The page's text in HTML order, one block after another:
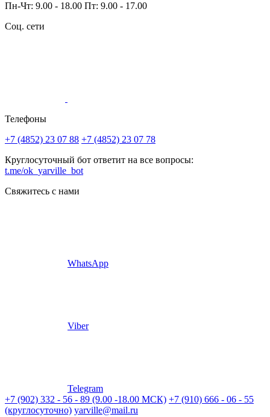
Пн-Чт: 9.00 - 18.00 Пт: 9.00 - 17.00
Соц. сети
Телефоны
+7 (4852) 23 07 88 +7 (4852) 23 07 78
Круглосуточный бот ответит на все вопросы:
t.me/ok_yarville_bot
Свяжитесь с нами
WhatsApp
Viber
Telegram
+7 (902) 332 - 56 - 89 (9.00 -18.00 МСК) +7 (910) 666 - 06 - 55
(круглосуточно) yarville@mail.ru